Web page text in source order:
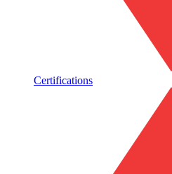
Certifications